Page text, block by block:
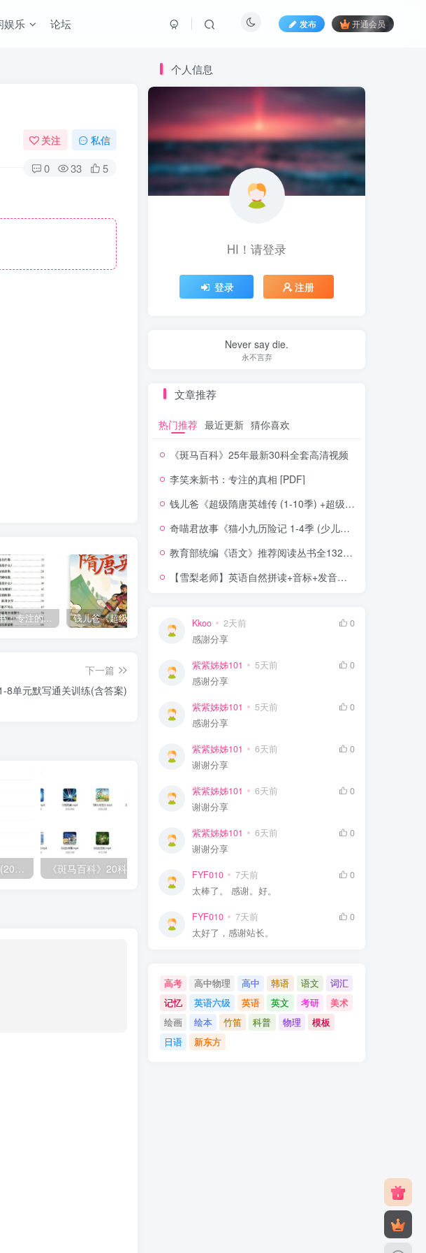
娱乐 论坛 发布 开通会员
关注 私信
0 33 5
李笑来新书：专注的真相 [PDF]
下一篇
8单元默写通关训练(含答案)
《斑马百科》20科全套高清视频 学丞《晓艳英语：小学英语课 (告别死记硬背) 》
个人信息
HI！请登录
登录 注册
Never say die.
永不言弃
文章推荐
热门推荐 最近更新 猜你喜欢
《斑马百科》25年最新30科全套高清视频
李笑来新书：专注的真相 [PDF]
钱儿爸《超级隋唐英雄传 (1-10季) +超级隋唐英雄后传 (1-4季）
奇喵君故事《猫小九历险记 1-4季 (少儿大型奇幻冒险之旅)
教育部统编《语文》推荐阅读丛书全132种143册
【雪梨老师】英语自然拼读+音标+发音规则（精品课三合一）
Kkoo 2天前
0
感謝分享
紫紫姊姊101 5天前
0
感谢分享
紫紫姊姊101 5天前
0
感谢分享
紫紫姊姊101 6天前
0
谢谢分享
紫紫姊姊101 6天前
0
谢谢分享
紫紫姊姊101 6天前
0
谢谢分享
FYF010 7天前
0
太棒了。 感谢。好。
FYF010 7天前
0
太好了，感谢站长。
高考 高中物理 高中 韩语 语文
词汇
记忆
英语六级 英语 英文 考研
美术
绘画
绘本 竹笛 科普 物理
模板
日语
新东方